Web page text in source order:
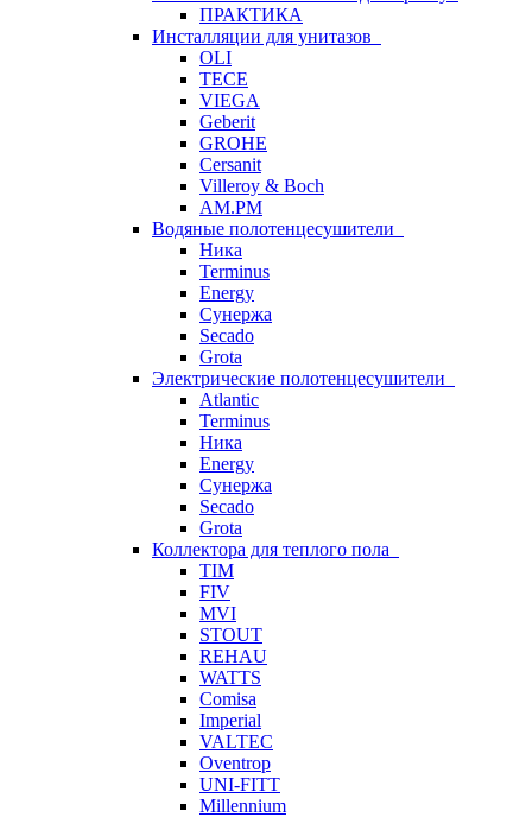
ПРАКТИКА
Инсталляции для унитазов
OLI
TECE
VIEGA
Geberit
GROHE
Cersanit
Villeroy & Boch
AM.PM
Водяные полотенцесушители
Ника
Terminus
Energy
Сунержа
Secado
Grota
Электрические полотенцесушители
Atlantic
Terminus
Ника
Energy
Сунержа
Secado
Grota
Коллектора для теплого пола
TIM
FIV
MVI
STOUT
REHAU
WATTS
Comisa
Imperial
VALTEC
Oventrop
UNI-FITT
Millennium